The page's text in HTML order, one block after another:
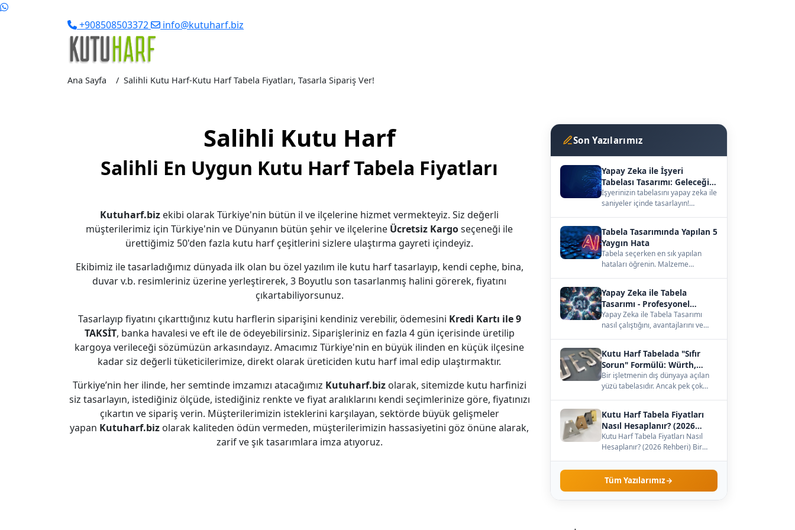
+908508503372 info@kutuharf.biz
Ana Sayfa Salihli Kutu Harf-Kutu Harf Tabela Fiyatları, Tasarla Sipariş Ver!
Salihli Kutu Harf
Salihli En Uygun Kutu Harf Tabela Fiyatları
Kutuharf.biz ekibi olarak Türkiye'nin bütün il ve ilçelerine hizmet vermekteyiz. Siz değerli
müşterilerimiz için Türkiye'nin ve Dünyanın bütün şehir ve ilçelerine Ücretsiz Kargoseçeneği ile
ürettiğimiz 50'den fazla kutu harf çeşitlerini sizlere ulaştırma gayreti içindeyiz.
Ekibimiz ile tasarladığımız dünyada ilk olan bu özel yazılım ile kutu harf tasarlayıp, kendi cephe, bina,
duvar v.b. resimleriniz üzerine yerleştirerek, 3 Boyutlu son tasarlanmış halini görerek, fiyatını
çıkartabiliyorsunuz.
Tasarlayıp fiyatını çıkarttığınız kutu harflerin siparişini kendiniz verebilir, ödemesini Kredi Kartı ile 9
TAKSİT, banka havalesi ve eft ile de ödeyebilirsiniz. Siparişleriniz en fazla 4 gün içerisinde üretilip
kargoya verileceği sözümüzün arkasındayız. Amacımız Türkiye'nin en büyük ilinden en küçük ilçesine
kadar siz değerli tüketicilerimize, direkt olarak üreticiden kutu harf imal edip ulaştırmaktır.
Türkiye’nin her ilinde, her semtinde imzamızı atacağımız Kutuharf.bizolarak, sitemizde kutu harfinizi
siz tasarlayın, istediğiniz ölçüde, istediğiniz renkte ve fiyat aralıklarını kendi seçimlerinize göre, fiyatınızı
çıkartın ve sipariş verin. Müşterilerimizin isteklerini karşılayan, sektörde büyük gelişmeler
yapan Kutuharf.biz olarak kaliteden ödün vermeden, müşterilerimizin hassasiyetini göz önüne alarak,
zarif ve şık tasarımlara imza atıyoruz.
Son Yazılarımız
Yapay Zeka ile İşyeri
Tabelası Tasarımı: Geleceğin
Vitrini
İşyerinizin tabelasını yapay zeka ile
saniyeler içinde tasarlayın!
Tabela Tasarımında Yapılan 5
Yaygın Hata
Tabela seçerken en sık yapılan
hataları öğrenin. Malzeme
Yapay Zeka ile Tabela
Tasarımı - Profesyonel
Kılavuz
Yapay Zeka ile Tabela Tasarımı
nasıl çalıştığını, avantajlarını ve
Kutu Harf Tabelada "Sıfır
Sorun" Formülü: Würth,
Meanwell ve Samsung İş
Birliği
Bir işletmenin dış dünyaya açılan
yüzü tabelasıdır. Ancak pek çok
Kutu Harf Tabela Fiyatları
Nasıl Hesaplanır? (2026
Rehberi)
Kutu Harf Tabela Fiyatları Nasıl
Hesaplanır? (2026 Rehberi) Bir
yaptırmaya karar…
Tüm Yazılarımız